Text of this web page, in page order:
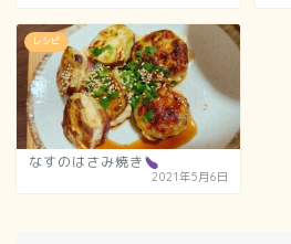
レシピ
なすのはさみ焼き
2021年5月6日